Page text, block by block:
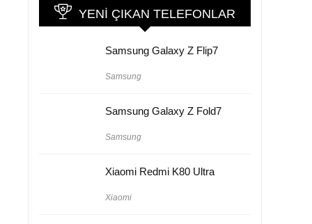
YENI ÇIKAN TELEFONLAR
Samsung Galaxy Z Flip7
Samsung
Samsung Galaxy Z Fold7
Samsung
Xiaomi Redmi K80 Ultra
Xiaomi